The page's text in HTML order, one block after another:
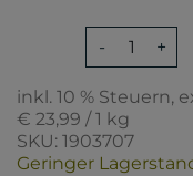
- +
inkl. 10 % Steuern,
€ 23,99 / 1 kg
SKU: 1903707
Geringer